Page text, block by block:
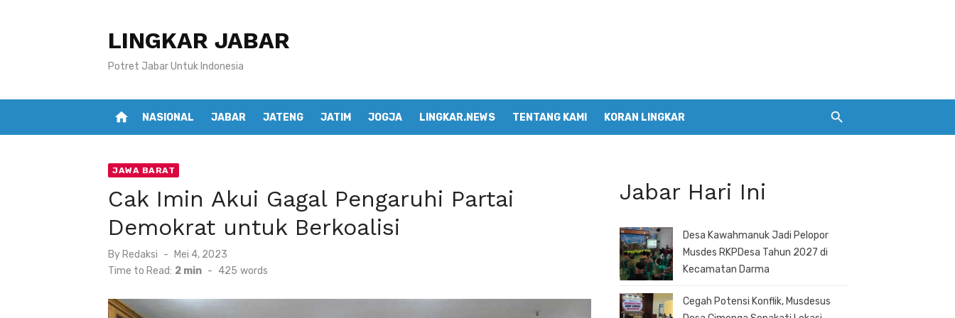
LINGKAR JABAR
Potret Jabar Untuk Indonesia
home NASIONAL JABAR JATENG JATIM JOGJA LINGKAR.NEWS TENTANG KAMI KORAN LINGKAR
JAWA BARAT
Cak Imin Akui Gagal Pengaruhi Partai
Demokrat untuk Berkoalisi
By Redaksi
Posted
on
Mei 4, 2023
Time to Read: 2 min - 425 words
Jabar Hari Ini
Desa Kawahmanuk Jadi Pelopor
Musdes RKPDesa Tahun 2027 di
Kecamatan Darma
Cegah Potensi Konflik, Musdesus